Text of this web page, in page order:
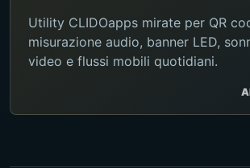
Utility CLIDOapps mirate per QR
misurazione audio, banner LED,
video e flussi mobili quotidiani.